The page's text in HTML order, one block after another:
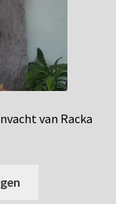
van Racka